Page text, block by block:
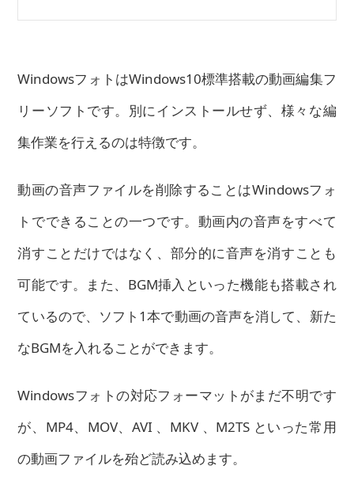
WindowsフォトはWindows10標準搭載の動画編集フ
リーソフトです。別にインストールせず、様々な編
集作業を行えるのは特徴です。
動画の音声ファイルを削除することはWindowsフォ
トでできることの一つです。 動画内の音声をすべて
消すことだけではなく、部分的に音声を消すことも
可能です。また、BGM挿入といった機能も搭載され
ているので、ソフト1本で動画の音声を消して、 新た
なBGMを入れることができます。
Windowsフォトの対応フォーマットがまだ不明です
が、MP4、MOV、AVI 、MKV 、M2TS といった常用
の動画ファイルを殆ど読み込めます。